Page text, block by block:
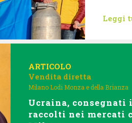
Leggi
ARTICOLO
Vendita diretta
Milano Lodi Monza e della Brianza
Ucraina, consegnati
raccolti nei mercati